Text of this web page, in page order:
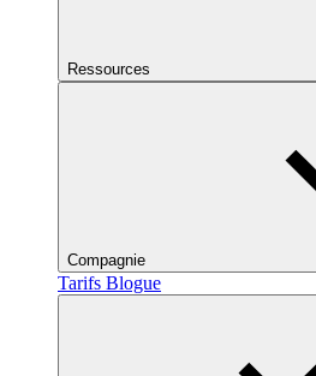
Ressources
Compagnie
Tarifs Blogue